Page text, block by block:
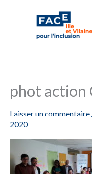
phot action
Laisser un commentaire
2020